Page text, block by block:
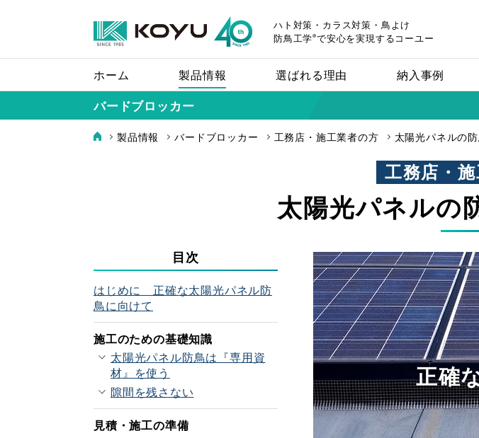
ハト対策・カラス対策・鳥よけ
防鳥工学®で安心を実現するコーユー
ホーム 製品情報
バードブロッカー
設置場所に適した製品を探す 製品比較
選ばれる理由 納入事例
バードブロッカー
製品情報 バードブロッカー 工務店・施工業者の方 太陽光パネルの
工務店・
太陽光パネルの
目次
はじめに 正確な太陽光パネル防
鳥に向けて
施工のための基礎知識
太陽光パネル防鳥は『専用資
材』を使う
隙間を残さない
見積・施工の準備
正確